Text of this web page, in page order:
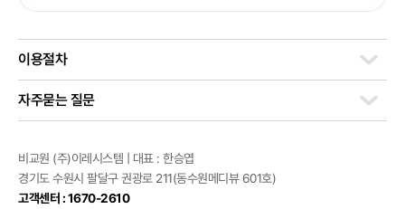
이용절차
자주묻는 질문
비교원 (주)이레시스템 | 대표 : 한승엽
경기도 수원시 팔달구 권광로 211(동수원메디뷰 601호)
고객센터 : 1670-2610